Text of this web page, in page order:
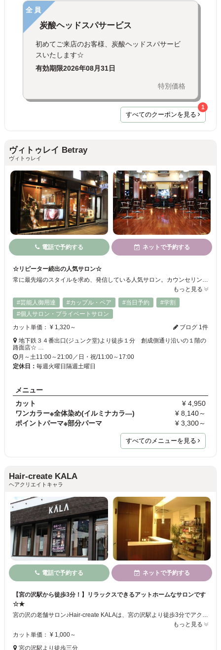
全員
炭酸ヘッドスパサービス
初めてご来店のお客様、炭酸ヘッドスパサービ
スいたします☆
有効期限2026年08月31日
特別価格
すべてのクーポンを見る
1
ヴィトゥレイ Betray
ヴィトゥレイ
電話で予約する ネットで予約する
☆リピーター続出の人気サロン☆
もっと見る
#芸能人御用達
#カップル・ペア #当日予約
#学割
#個人サロン・プライベートサロン
カット単価： ¥ 1,320～
ブログ 1件
地下鉄３４番出口(ジュンク堂)より徒歩１分 創成側通り沿いの１階の
路面店☆ …
月～土11:00～21:00／日・祝/11:00～17:00
定休日： 毎週火曜日隔週土曜日
メニュー
カット
¥ 4,950
ワンカラー※全体染め(イルミナカラ―)
¥ 8,140～
ポイントパーマ※部分パーマ
¥ 3,300～
すべてのメニューを見る
Hair-create KALA
ヘアクリエイトキャラ
電話で予約する ネットで予約する
【宮の沢駅から徒歩3分！】リラックスできるアットホームなサロンです
☆★
もっと見る
カット単価： ¥ 1,000～
宮の沢駅より徒歩三分